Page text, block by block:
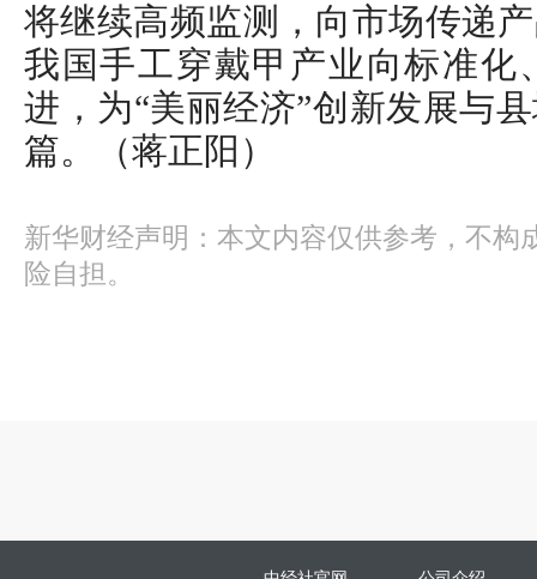
将继续高频监测，向市场传递
我国手工穿戴甲产业向标准化
进，为“美丽经济”创新发展与
篇。（蒋正阳）
新华财经声明：本文内容仅供参考，不构
险自担。